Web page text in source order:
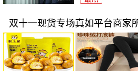
双十一现货专场真如平台商家